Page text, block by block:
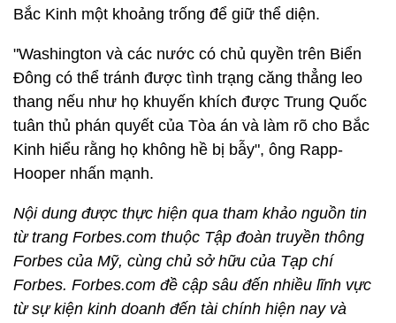
Bắc Kinh một khoảng trống để giữ thể diện.
"Washington và các nước có chủ quyền trên Biển
Đông có thể tránh được tình trạng căng thẳng leo
thang nếu như họ khuyến khích được Trung Quốc
tuân thủ phán quyết của Tòa án và làm rõ cho Bắc
Kinh hiểu rằng họ không hề bị bẫy", ông Rapp-
Hooper nhấn mạnh.
Nội dung được thực hiện qua tham khảo nguồn tin
từ trang Forbes.com thuộc Tập đoàn truyền thông
Forbes của Mỹ, cùng chủ sở hữu của Tạp chí
Forbes. Forbes.com đề cập sâu đến nhiều lĩnh vực
từ sự kiện kinh doanh đến tài chính hiện nay và